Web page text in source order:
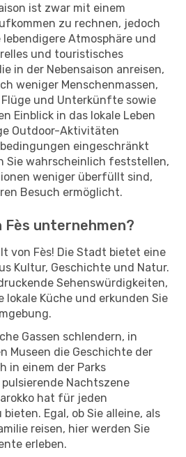
ist zwar mit einem
zu rechnen, jedoch
Atmosphäre und
und touristisches
in der Nebensaison anreisen,
weniger Menschenmassen,
und Unterkünfte sowie
Einblick in das lokale Leben
Outdoor-Aktivitäten
eingeschränkt
Sie wahrscheinlich feststellen,
weniger überfüllt sind,
Besuch ermöglicht.
Fès unternehmen?
von Fès! Die Stadt bietet eine
Kultur, Geschichte und Natur.
Sehenswürdigkeiten,
lokale Küche und erkunden Sie
Gassen schlendern, in
Museen die Geschichte der
in einem der Parks
Nachtszene
hat für jeden
Egal, ob Sie alleine, als
reisen, hier werden Sie
erleben.